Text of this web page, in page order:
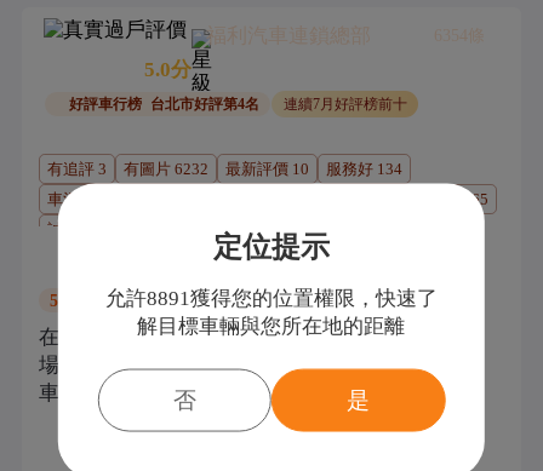
福利汽車連鎖總部 6354 條
5.0分
好評車行榜 台北市好評第4名 連續7月好評榜前十
有追評 3 有圖片 6232 最新評價 10 服務好 134
車況優質
65
誠信經營
45
過戶登記
5.0 購車：Mercedes-Benz GLA
在8891看到這部白色跑少的GLA180，現
場人員熱情，服務也很好，值得推薦，買
車找福利是對的
定位提示
允許8891獲得您的位置權限，快速了
解目標車輛與您所在地的距離
否 是